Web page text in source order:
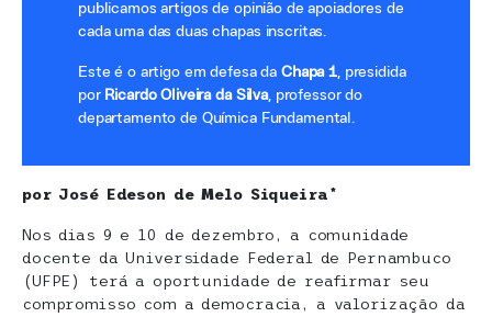
publicamos artigos de opinião de apoiadores de
cada uma das duas chapas inscritas.
Este é o artigo em defesa da Chapa 1, presidida
por Ricardo Oliveira da Silva, professor do
departamento de Química Fundamental.
por José Edeson de Melo Siqueira*
Nos dias 9 e 10 de dezembro, a comunidade
docente da Universidade Federal de Pernambuco
(UFPE) terá a oportunidade de reafirmar seu
compromisso com a democracia, a valorização da